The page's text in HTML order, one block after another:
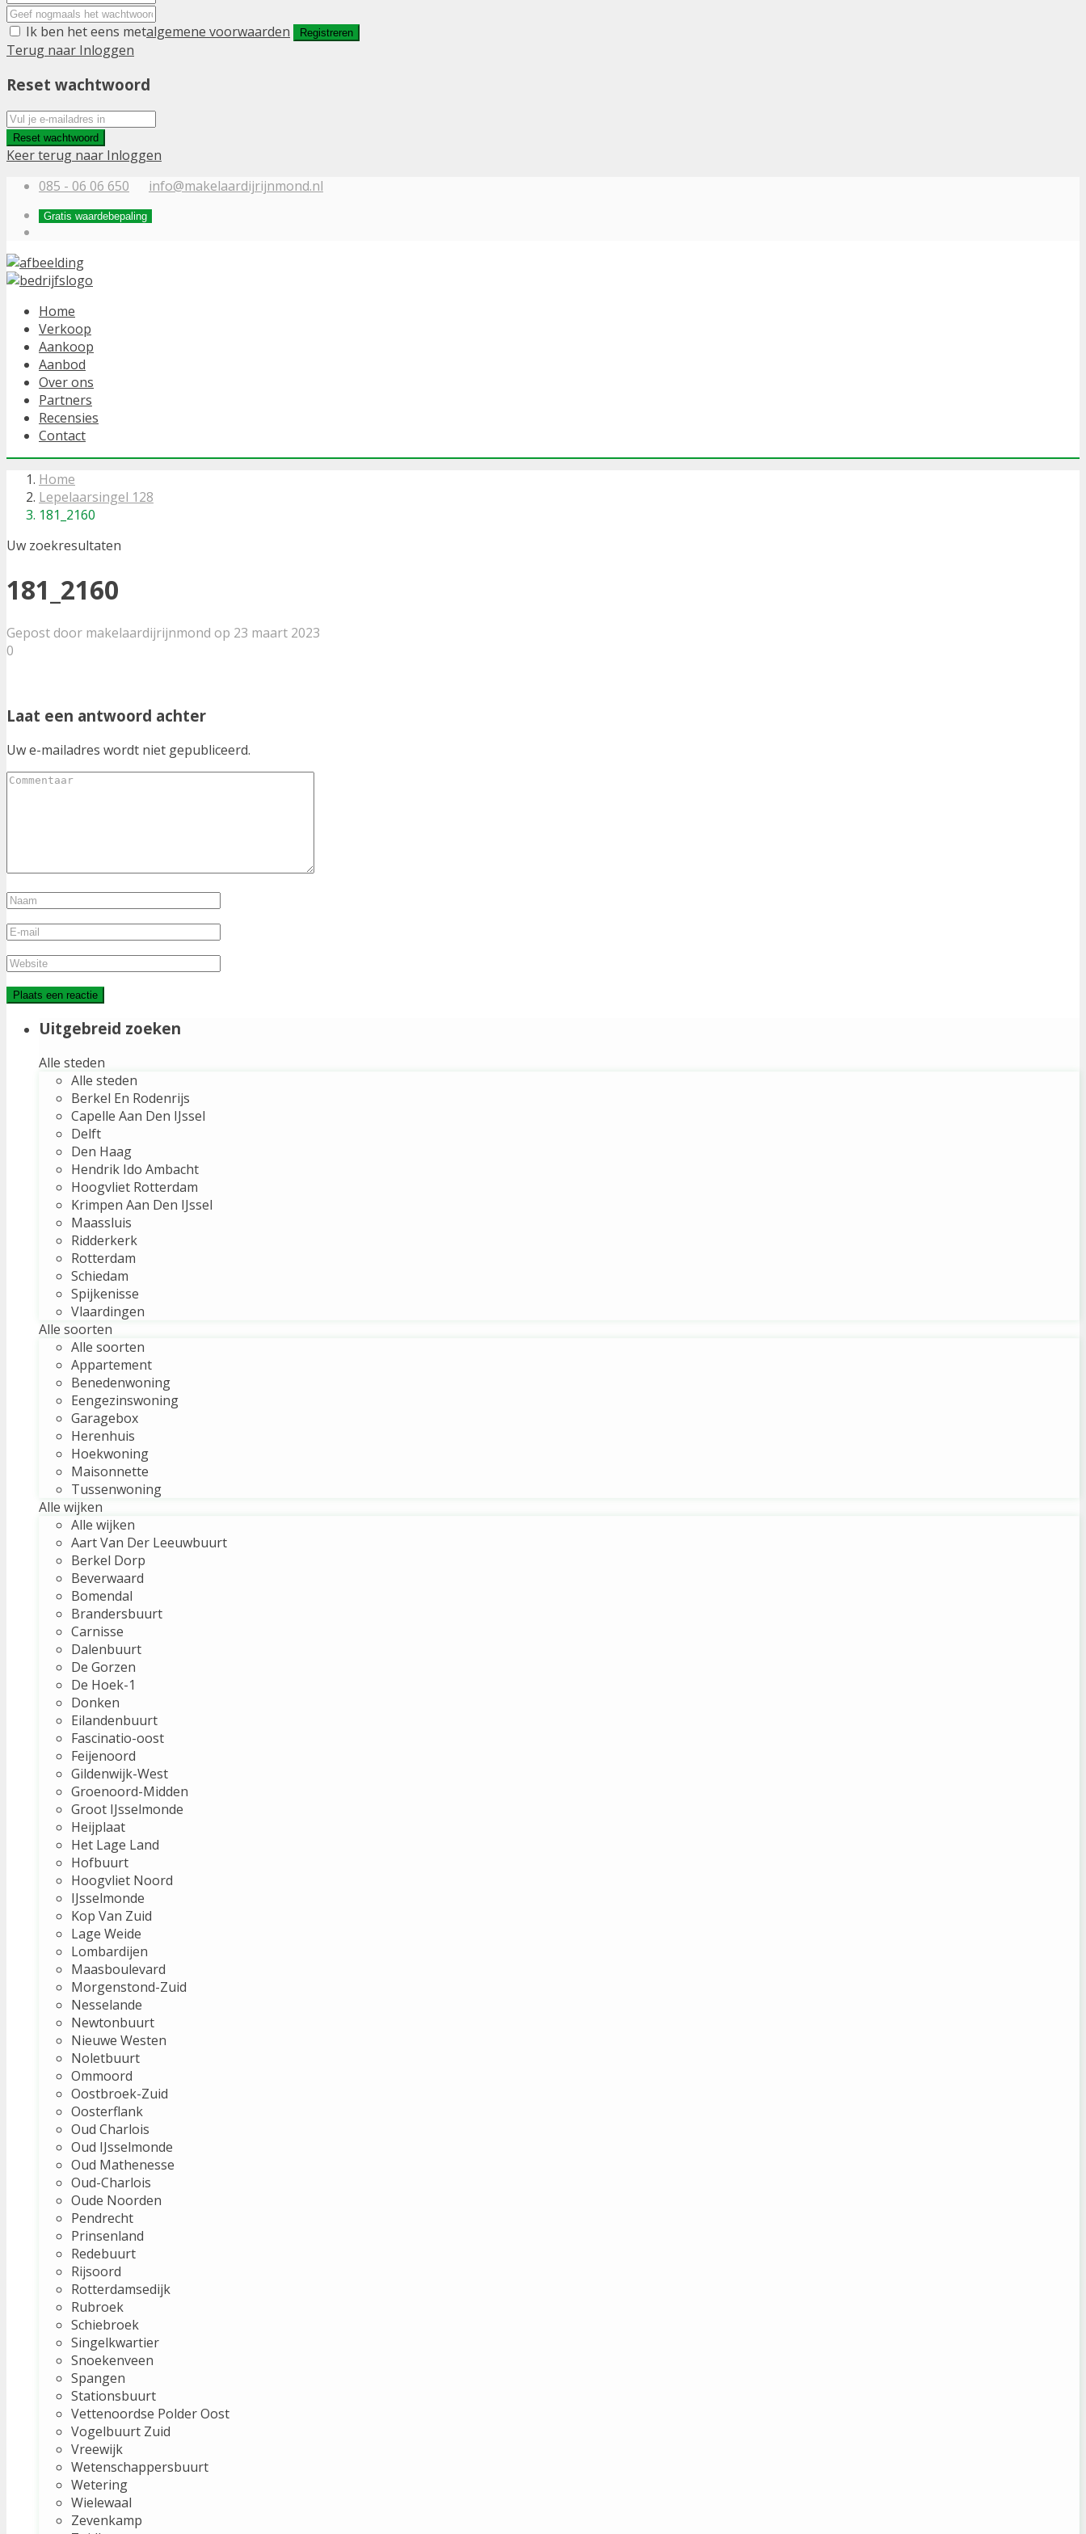
Ik ben het eens metalgemene voorwaarden Registreren
Terug naar Inloggen
Reset wachtwoord
Reset wachtwoord
Keer terug naar Inloggen
085 - 06 06 650
info@makelaardijrijnmond.nl
Gratis waardebepaling
Home
Verkoop
Aankoop
Aanbod
Over ons
Partners
Recensies
Contact
Home
Lepelaarsingel 128
181_2160
Uw zoekresultaten
181_2160
Gepost door makelaardijrijnmond op 23 maart 2023
0
Laat een antwoord achter
Uw e-mailadres wordt niet gepubliceerd.
Uitgebreid zoeken
Alle steden
Alle steden
Berkel En Rodenrijs
Capelle Aan Den IJssel
Delft
Den Haag
Hendrik Ido Ambacht
Hoogvliet Rotterdam
Krimpen Aan Den IJssel
Maassluis
Ridderkerk
Rotterdam
Schiedam
Spijkenisse
Vlaardingen
Alle soorten
Alle soorten
Appartement
Benedenwoning
Eengezinswoning
Garagebox
Herenhuis
Hoekwoning
Maisonnette
Tussenwoning
Alle wijken
Alle wijken
Aart Van Der Leeuwbuurt
Berkel Dorp
Beverwaard
Bomendal
Brandersbuurt
Carnisse
Dalenbuurt
De Gorzen
De Hoek-1
Donken
Eilandenbuurt
Fascinatio-oost
Feijenoord
Gildenwijk-West
Groenoord-Midden
Groot IJsselmonde
Heijplaat
Het Lage Land
Hofbuurt
Hoogvliet Noord
IJsselmonde
Kop Van Zuid
Lage Weide
Lombardijen
Maasboulevard
Morgenstond-Zuid
Nesselande
Newtonbuurt
Nieuwe Westen
Noletbuurt
Ommoord
Oostbroek-Zuid
Oosterflank
Oud Charlois
Oud IJsselmonde
Oud Mathenesse
Oud-Charlois
Oude Noorden
Pendrecht
Prinsenland
Redebuurt
Rijsoord
Rotterdamsedijk
Rubroek
Schiebroek
Singelkwartier
Snoekenveen
Spangen
Stationsbuurt
Vettenoordse Polder Oost
Vogelbuurt Zuid
Vreewijk
Wetenschappersbuurt
Wetering
Wielewaal
Zevenkamp